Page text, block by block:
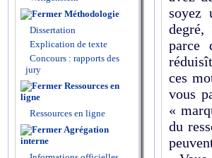
Méthodologie
Dissertation
Explication de texte
Concours : rapports des
jury
Ressources en
ligne
Ressources en ligne
Agrégation
interne
soyez
parce
ces
vous
«
du